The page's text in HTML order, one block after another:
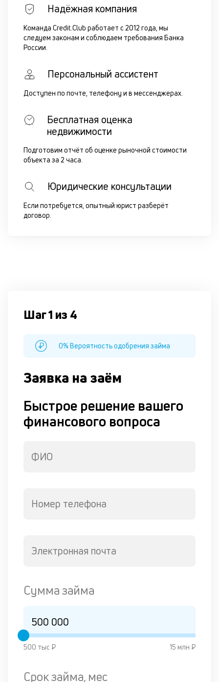
Надёжная компания
Команда Credit.Club работает с 2012 года, мы
следуем законам и соблюдаем требования Банка
России.
Персональный ассистент
Доступен по почте, телефону и в мессенджерах.
Бесплатная оценка
недвижимости
Подготовим отчёт об оценке рыночной стоимости
объекта за 2 часа.
Юридические консультации
Если потребуется, опытный юрист разберёт
договор.
Шаг 1 из 4
0% Вероятность одобрения займа
Заявка на заём
Быстрое решение вашего
финансового вопроса
ФИО
Номер телефона
Электронная почта
Сумма займа
500 тыс ₽ 15 млн ₽
Срок займа, мес